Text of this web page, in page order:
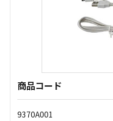
商品コード
9370A001